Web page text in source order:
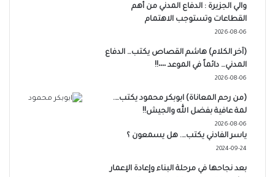
والي الجزيرة : الدفاع المدني من أهم
القطاعات وتستوجب الاهتمام
2026-08-06
(آخر الكلام) هاشم القصاص يكتب… الدفاع
المدني… دائماً في الموعد ٠٠٠٠!!
2026-08-06
(من رحم المعاناة) ابوبكر محمود يكتب….
لمة عافية بفضل الله والجيش!!
2026-08-06
ياسر الفادني يكتب…. هل يسمعون ؟
2024-09-24
بعد نجاحها في مرحلة البناء وإعادة الإعمار